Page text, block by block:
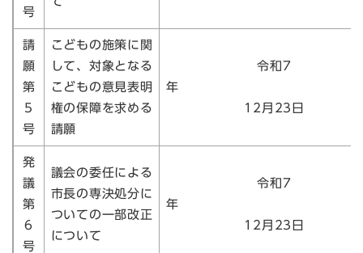
号
請
願
第
5
号
こどもの施策に関
して、対象となる
こどもの意見表明
権の保障を求める
請願
令和7
12月23日
発
議
第
6
号
議会の委任による
市長の専決処分に
ついての一部改正
について
令和7
12月23日